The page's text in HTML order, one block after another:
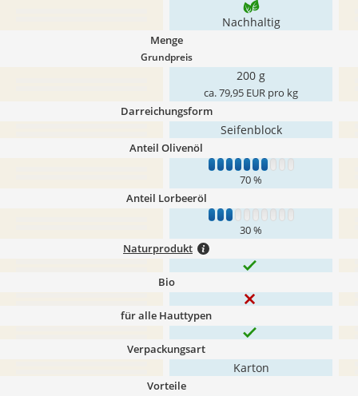
Nachhaltig
Menge
Grundpreis
200 g
ca. 79,95 EUR pro kg
Darreichungsform
Seifenblock
Anteil Olivenöl
1 2 3 4 5 6 7 8 9 10
70 %
Anteil Lorbeeröl
1 2 3 4 5 6 7 8 9 10
30 %
Naturprodukt
Bio
für alle Hauttypen
Verpackungsart
Karton
Vorteile